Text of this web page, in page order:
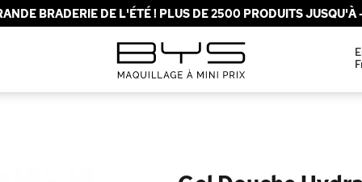
BRADERIE DE L'ÉTÉ ! PLUS DE 2500 PRODUITS JUSQU'À